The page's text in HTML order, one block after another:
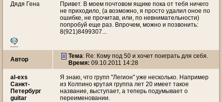
Дядя Гена
Привет. В моем почтовом ящике пока от тебя ничего
не приходило, (а возможно, я просто удалил оное по
ошибке, не прочитав, или, по невнимательности)
попробуй еще раз. Впрочем, можно и позвонить:
8(921)8499307...
Автор Тема: Re: Кому под 50 и хочет поиграть для себя.
Время: 09.10.2011 14:28
al-exs
Санкт-
Петербург
guitar
Я знаю, что групп "Легион" уже несколько. Например
из Колпино крутая группа лет 20 имеет такое
название, выступает, а теперь подумывает о
переименовании.